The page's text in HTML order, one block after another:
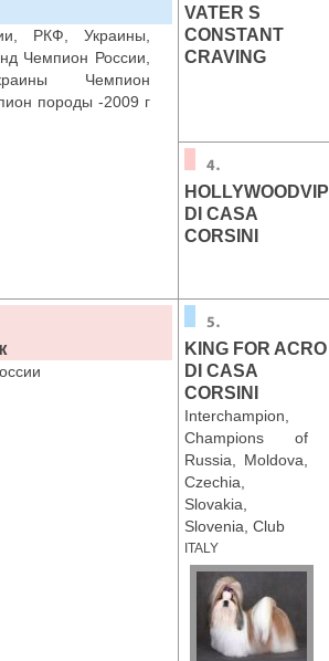
РКФ, Украины,
Чемпион России,
Чемпион
породы -2009 г
VATER S
CONSTANT
CRAVING
HOLLYWOODVIP
DI CASA
CORSINI
KING FOR ACRO
DI CASA
CORSINI
Interchampion,
Champions of
Russia, Moldova,
Czechia,
Slovakia,
Slovenia, Club
ITALY